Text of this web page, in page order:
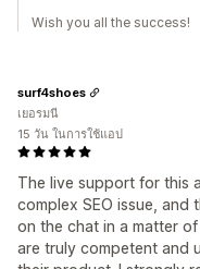
Wish you all the success!
The live support for this
complex SEO issue, and
on the chat in a matter
are truly competent and
surf4shoes
เยอรมนี
15 วัน ในการใช้แอป